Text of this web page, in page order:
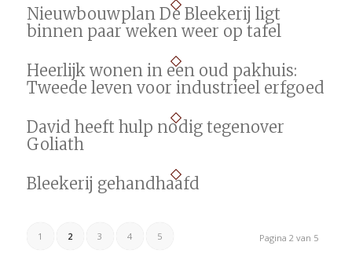
Nieuwbouwplan De Bleekerij ligt
binnen paar weken weer op tafel
Heerlijk wonen in een oud pakhuis:
Tweede leven voor industrieel erfgoed
David heeft hulp nodig tegenover
Goliath
Bleekerij gehandhaafd
Pagina 2 van 5
1 2 3 4 5